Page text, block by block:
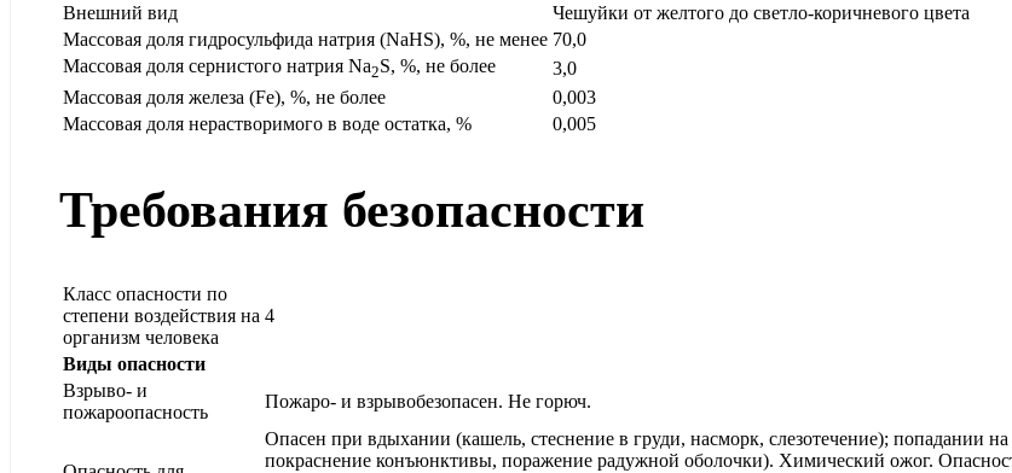
Внешний вид
Чешуйки от желтого до светло-коричневого цвета
Массовая доля гидросульфида натрия (NaHS), %, не менее 70,0
Массовая доля сернистого натрия Na2S, %, не более
3,0
Массовая доля железа (Fe), %, не более
0,003
Массовая доля нерастворимого в воде остатка, %
0,005
Требования безопасности
Класс опасности по
степени воздействия на
организм человека
4
Виды опасности
Взрыво- и
пожароопасность
Пожаро- и взрывобезопасен. Не горюч.
Опасен при вдыхании (кашель, стеснение в груди, насморк, слезотечение); попадании
покраснение конъюнктивы, поражение радужной оболочки). Химический ожог.